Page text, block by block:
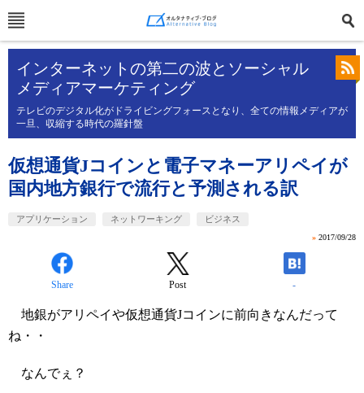
インターネットの第二の波とソーシャル
メディアマーケティング
テレビのデジタル化がドライビングフォースとなり、全ての情報メディアが
一旦、収縮する時代の羅針盤
仮想通貨Jコインと電子マネーアリペイが
国内地方銀行で流行と予測される訳
アプリケーション ネットワーキング ビジネス
» 2017/09/28
Share Post -
地銀がアリペイや仮想通貨Jコインに前向きなんだって
ね・・
なんでぇ？